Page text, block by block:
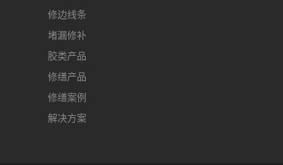
修边线条
堵漏修补
胶类产品
修缮产品
修缮案例
解决方案